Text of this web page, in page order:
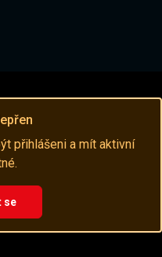
přihlášeni a mít aktivní
se